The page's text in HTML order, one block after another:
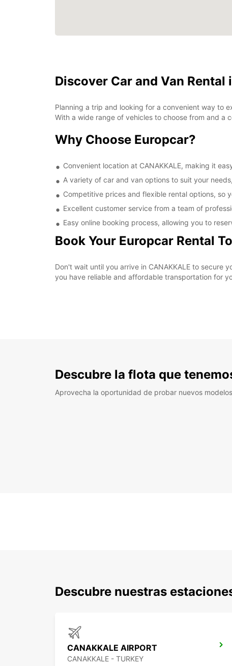
Discover Car and Van
Planning a trip and looking for a convenient way to
With a wide range of vehicles to choose from and a
Why Choose Europcar?
Convenient location at CANAKKALE, making it
A variety of car and van options to suit your
Competitive prices and flexible rental options, so
Excellent customer service from a team of
Easy online booking process, allowing you to
Book Your Europcar Rental
Don't wait until you arrive in CANAKKALE to secure
you have reliable and affordable transportation for
Descubre la flota que
Aprovecha la oportunidad de probar nuevos modelos
Descubre nuestras
CANAKKALE AIRPORT
CANAKKALE - TURKEY